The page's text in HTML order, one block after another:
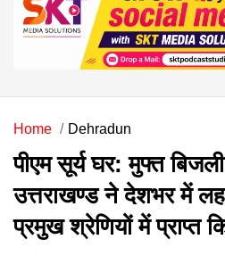
Home Dehradun
पीएम सूर्य घर: मुफ्त
उत्तराखण्ड ने देशभर में
प्रमुख श्रेणियों में प्राप्त